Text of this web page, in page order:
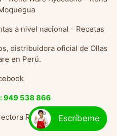
a nivel nacional - Recetas
distribuidora oficial de Ollas
en Perú.
949 538 866
Rena WareEscríbeme